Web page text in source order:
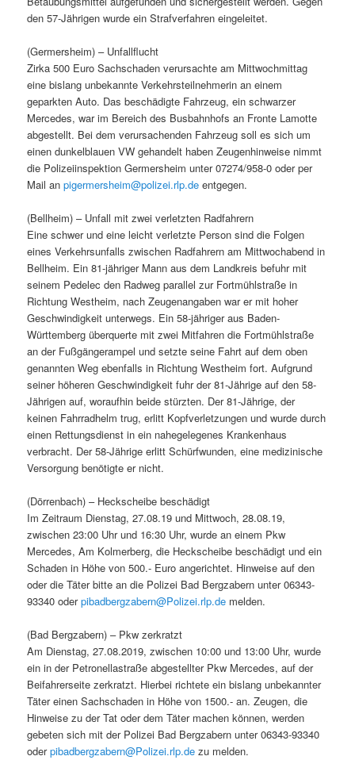
den 57-Jährigen wurde ein Strafverfahren eingeleitet.
(Germersheim) – Unfallflucht
Zirka 500 Euro Sachschaden verursachte am Mittwochmittag
eine bislang unbekannte Verkehrsteilnehmerin an einem
geparkten Auto. Das beschädigte Fahrzeug, ein schwarzer
Mercedes, war im Bereich des Busbahnhofs an Fronte Lamotte
abgestellt. Bei dem verursachenden Fahrzeug soll es sich um
einen dunkelblauen VW gehandelt haben Zeugenhinweise nimmt
die Polizeiinspektion Germersheim unter 07274/958-0 oder per
Mail anpigermersheim@polizei.rlp.de entgegen.
(Bellheim) – Unfall mit zwei verletzten Radfahrern
Eine schwer und eine leicht verletzte Person sind die Folgen
eines Verkehrsunfalls zwischen Radfahrern am Mittwochabend in
Bellheim. Ein 81-jähriger Mann aus dem Landkreis befuhr mit
seinem Pedelec den Radweg parallel zur Fortmühlstraße in
Richtung Westheim, nach Zeugenangaben war er mit hoher
Geschwindigkeit unterwegs. Ein 58-jähriger aus Baden-
Württemberg überquerte mit zwei Mitfahren die Fortmühlstraße
an der Fußgängerampel und setzte seine Fahrt auf dem oben
genannten Weg ebenfalls in Richtung Westheim fort. Aufgrund
seiner höheren Geschwindigkeit fuhr der 81-Jährige auf den 58-
Jährigen auf, woraufhin beide stürzten. Der 81-Jährige, der
keinen Fahrradhelm trug, erlitt Kopfverletzungen und wurde durch
einen Rettungsdienst in ein nahegelegenes Krankenhaus
verbracht. Der 58-Jährige erlitt Schürfwunden, eine medizinische
Versorgung benötigte er nicht.
(Dörrenbach) – Heckscheibe beschädigt
Im Zeitraum Dienstag, 27.08.19 und Mittwoch, 28.08.19,
zwischen 23:00 Uhr und 16:30 Uhr, wurde an einem Pkw
Mercedes, Am Kolmerberg, die Heckscheibe beschädigt und ein
Schaden in Höhe von 500.- Euro angerichtet. Hinweise auf den
oder die Täter bitte an die Polizei Bad Bergzabern unter 06343-
93340 oderpibadbergzabern@Polizei.rlp.de melden.
(Bad Bergzabern) – Pkw zerkratzt
Am Dienstag, 27.08.2019, zwischen 10:00 und 13:00 Uhr, wurde
ein in der Petronellastraße abgestellter Pkw Mercedes, auf der
Beifahrerseite zerkratzt. Hierbei richtete ein bislang unbekannter
Täter einen Sachschaden in Höhe von 1500.- an. Zeugen, die
Hinweise zu der Tat oder dem Täter machen können, werden
gebeten sich mit der Polizei Bad Bergzabern unter 06343-93340
oderpibadbergzabern@Polizei.rlp.de zu melden.